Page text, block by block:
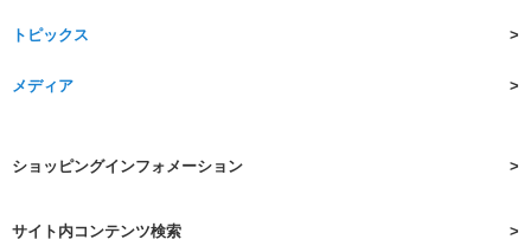
トピックス
メディア
ショッピングインフォメーション
サイト内コンテンツ検索